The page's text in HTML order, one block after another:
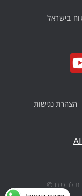
בישראל
לביטוח ©
הצהרת נגישות